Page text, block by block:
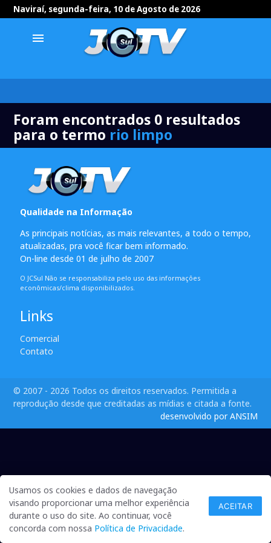
Naviraí, segunda-feira, 10 de Agosto de 2026
menu
Foram encontrados 0 resultados
para o termo rio limpo
Qualidade na Informação
As principais notícias, as mais relevantes, a todo o tempo,
atualizadas, pra você ficar bem informado.
On-line desde 01 de julho de 2007
O JCSul Não se responsabiliza pelo uso das informações
econômicas/clima disponibilizados.
Links
Comercial
Contato
© 2007 - 2026 Todos os direitos reservados. Permitida a
reprodução desde que creditadas as mídias e citada a fonte.
desenvolvido por ANSIM
Usamos os cookies e dados de navegação
visando proporcionar uma melhor experiência
durante o uso do site. Ao continuar, você
concorda com nossa Política de Privacidade.
ACEITAR